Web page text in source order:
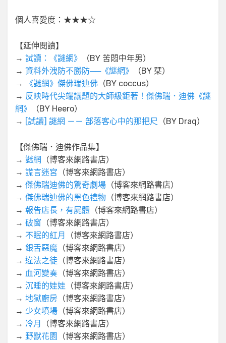
個人喜愛度：★★★☆
【延伸閱讀】
→ 試讀：《謎網》
（BY 苦悶中年男）
→ 資料外洩防不勝防──《謎網》
（BY 栞）
→
《謎網》傑佛瑞迪佛 （BY coccus）
→ 反映時代尖端議題的大師級鉅著！傑佛瑞．迪佛《謎
網》
（BY Heero）
→ [試讀] 謎網 －－ 部落客心中的那把尺 （BY Draq）
【傑佛瑞．迪佛作品集】
→ 謎網
（博客來網路書店）
→ 謊言迷宮 （博客來網路書店）
→ 傑佛瑞迪佛的驚奇劇場 （博客來網路書店）
→ 傑佛瑞迪佛的黑色禮物 （博客來網路書店）
→ 報告店長，有屍體 （博客來網路書店）
→ 破窗 （博客來網路書店）
→ 不眠的紅月
（博客來網路書店）
→ 銀舌惡魔 （博客來網路書店）
→ 違法之徒 （博客來網路書店）
→ 血河變奏 （博客來網路書店）
→ 沉睡的娃娃 （博客來網路書店）
→ 地獄廚房 （博客來網路書店）
→ 少女墳場 （博客來網路書店）
→ 冷月
（博客來網路書店）
→ 野獸花園
（博客來網路書店）